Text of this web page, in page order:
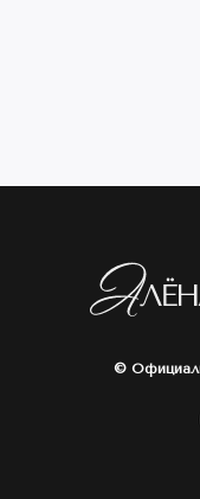
©